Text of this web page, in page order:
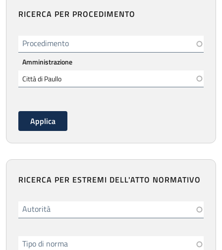
RICERCA PER PROCEDIMENTO
Procedimento
Amministrazione
RICERCA PER ESTREMI DELL'ATTO NORMATIVO
Autorità
Tipo di norma